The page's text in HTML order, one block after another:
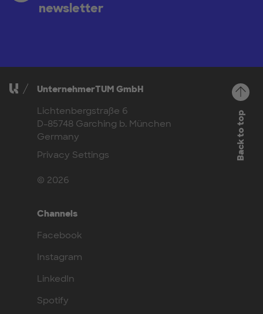
newsletter
UnternehmerTUM GmbH
Lichtenbergstraße 6
D-85748 Garching b. München
Germany
Privacy Settings
© 2026
Channels
Facebook
Instagram
LinkedIn
Spotify
Back to top